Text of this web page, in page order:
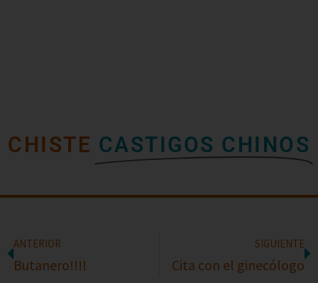
CHISTE CASTIGOS CHINOS
ANTERIOR
Butanero!!!!
SIGUIENTE
Cita con el ginecólogo